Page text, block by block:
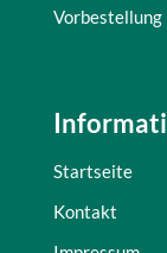
Vorbestellung
Startseite
Kontakt